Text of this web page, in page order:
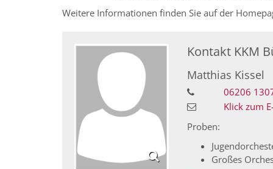
Weitere Informationen finden Sie auf der
Kontakt KKM
Matthias Kissel
06206
Klick zum
Proben:
Großes